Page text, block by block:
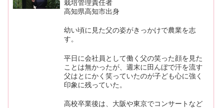
栽培管理責任者
高知県高知市出身
幼い頃に見た父の姿がきっかけで農業を志
す。
平日に会社員として働く父の笑った顔を見た
ことは無かったが、週末に田んぼで汗を流す
父はとにかく笑っていたのが子ども心に強く
印象に残っていた。
高校卒業後は、大阪や東京でコンサートなど